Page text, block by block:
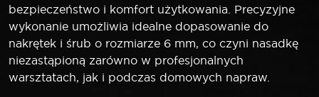
bezpieczeństwo i komfort użytkowania. Precyzyjne
wykonanie umożliwia idealne dopasowanie do
nakrętek i śrub o rozmiarze 6 mm, co czyni nasadkę
niezastąpioną zarówno w profesjonalnych
warsztatach, jak i podczas domowych napraw.